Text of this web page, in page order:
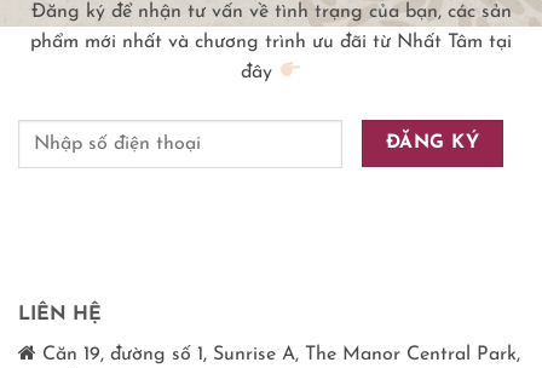
có
thể
được
sản
Đăng ký để nhận tư vấn về tình trạng của bạn, các sản
phẩm mới nhất và chương trình ưu đãi từ Nhất Tâm tại
đây
LIÊN HỆ
Căn 19, đường số 1, Sunrise A, The Manor Central Park,